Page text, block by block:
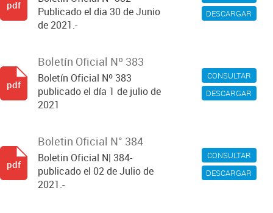
DESCARGAR
Publicado el dia 30 de Junio
de 2021.-
pdf
CONSULTAR
DESCARGAR
Boletín Oficial Nº 383
Boletín Oficial Nº 383
publicado el día 1 de julio de
2021
pdf
CONSULTAR
DESCARGAR
Boletin Oficial N° 384
Boletin Oficial N| 384-
publicado el 02 de Julio de
2021.-
pdf